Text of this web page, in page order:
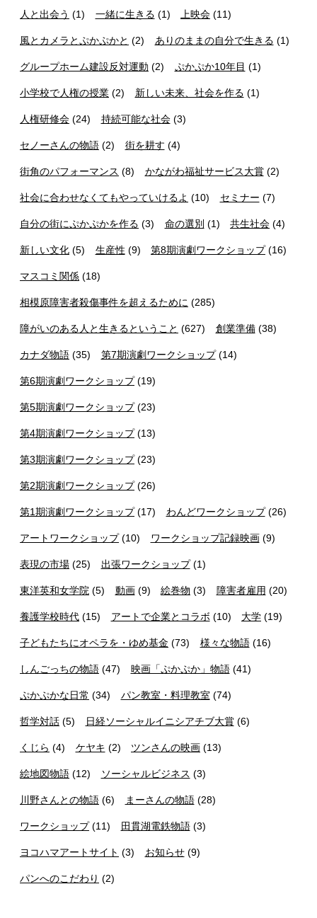
人と出会う (1) 一緒に生きる (1) 上映会 (11)
風とカメラとぷかぷかと (2) ありのままの自分で生きる (1)
グループホーム建設反対運動 (2) ぷかぷか10年目 (1)
小学校で人権の授業 (2) 新しい未来、社会を作る (1)
人権研修会 (24) 持続可能な社会(3)
セノーさんの物語 (2) 街を耕す (4)
街角のパフォーマンス (8) かながわ福祉サービス大賞(2)
社会に合わせなくてもやっていけるよ (10) セミナー (7)
自分の街にぷかぷかを作る (3) 命の選別 (1) 共生社会 (4)
新しい文化 (5) 生産性 (9) 第8期演劇ワークショップ(16)
マスコミ関係 (18)
相模原障害者殺傷事件を超えるために (285)
障がいのある人と生きるということ (627) 創業準備(38)
カナダ物語 (35) 第7期演劇ワークショップ(14)
第6期演劇ワークショップ(19)
第5期演劇ワークショップ(23)
第4期演劇ワークショップ(13)
第3期演劇ワークショップ(23)
第2期演劇ワークショップ(26)
第1期演劇ワークショップ(17) わんどワークショップ(26)
アートワークショップ(10) ワークショップ記録映画(9)
表現の市場 (25) 出張ワークショップ(1)
東洋英和女学院 (5) 動画(9) 絵巻物 (3) 障害者雇用 (20)
養護学校時代 (15) アートで企業とコラボ (10) 大学 (19)
子どもたちにオペラを・ゆめ基金 (73) 様々な物語(16)
しんごっちの物語 (47) 映画「ぷかぷか」物語(41)
ぷかぷかな日常 (34) パン教室・料理教室 (74)
哲学対話 (5) 日経ソーシャルイニシアチブ大賞(6)
くじら (4) ケヤキ (2) ツンさんの映画 (13)
絵地図物語 (12) ソーシャルビジネス (3)
川野さんとの物語 (6) まーさんの物語(28)
ワークショップ(11) 田貫湖電鉄物語(3)
ヨコハマアートサイト (3) お知らせ(9)
パンへのこだわり (2)